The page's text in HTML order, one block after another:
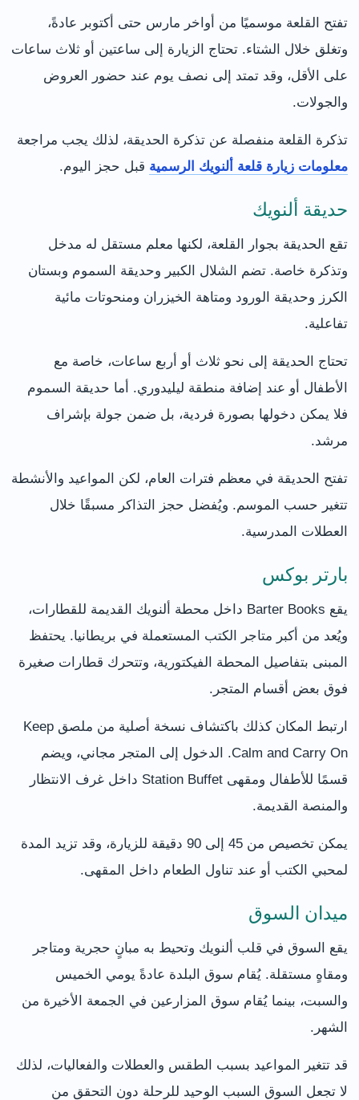
تفتح القلعة موسميًا من أواخر مارس حتى أكتوبر عادةً،
وتغلق خلال الشتاء. تحتاج الزيارة إلى ساعتين أو ثلاث ساعات
على الأقل، وقد تمتد إلى نصف يوم عند حضور العروض
والجولات.
تذكرة القلعة منفصلة عن تذكرة الحديقة، لذلك يجب مراجعة
معلومات زيارة قلعة ألنويك الرسمية قبل حجز اليوم.
حديقة ألنويك
تقع الحديقة بجوار القلعة، لكنها معلم مستقل له مدخل
وتذكرة خاصة. تضم الشلال الكبير وحديقة السموم وبستان
الكرز وحديقة الورود ومتاهة الخيزران ومنحوتات مائية
تفاعلية.
تحتاج الحديقة إلى نحو ثلاث أو أربع ساعات، خاصة مع
الأطفال أو عند إضافة منطقة ليليدوري. أما حديقة السموم
فلا يمكن دخولها بصورة فردية، بل ضمن جولة بإشراف
مرشد.
تفتح الحديقة في معظم فترات العام، لكن المواعيد والأنشطة
تتغير حسب الموسم. ويُفضل حجز التذاكر مسبقًا خلال
العطلات المدرسية.
بارتر بوكس
يقع Barter Books داخل محطة ألنويك القديمة للقطارات،
ويُعد من أكبر متاجر الكتب المستعملة في بريطانيا. يحتفظ
المبنى بتفاصيل المحطة الفيكتورية، وتتحرك قطارات صغيرة
فوق بعض أقسام المتجر.
ارتبط المكان كذلك باكتشاف نسخة أصلية من ملصق Keep
Calm and Carry On. الدخول إلى المتجر مجاني، ويضم
قسمًا للأطفال ومقهى Station Buffet داخل غرف الانتظار
والمنصة القديمة.
يمكن تخصيص من 45 إلى 90 دقيقة للزيارة، وقد تزيد المدة
لمحبي الكتب أو عند تناول الطعام داخل المقهى.
ميدان السوق
يقع السوق في قلب ألنويك وتحيط به مبانٍ حجرية ومتاجر
ومقاهٍ مستقلة. يُقام سوق البلدة عادةً يومي الخميس
والسبت، بينما يُقام سوق المزارعين في الجمعة الأخيرة من
الشهر.
قد تتغير المواعيد بسبب الطقس والعطلات والفعاليات، لذلك
لا تجعل السوق السبب الوحيد للرحلة دون التحقق من